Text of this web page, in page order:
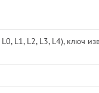
L1, L2, L3, L4), ключ